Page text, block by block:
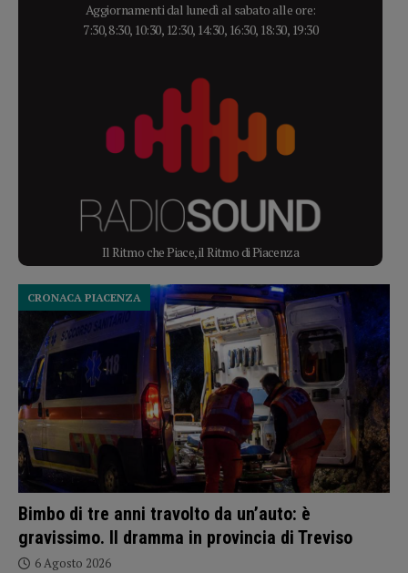
Aggiornamenti dal lunedì al sabato alle ore:
7:30, 8:30, 10:30, 12:30, 14:30, 16:30, 18:30, 19:30
Il Ritmo che Piace, il Ritmo di Piacenza
Bimbo di tre anni travolto da un’auto: è
gravissimo. Il dramma in provincia di Treviso
CRONACA PIACENZA
6 Agosto 2026